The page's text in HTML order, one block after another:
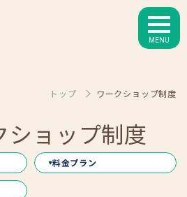
MENU
トップ ワークショップ制度
ショップ制度
料金プラン